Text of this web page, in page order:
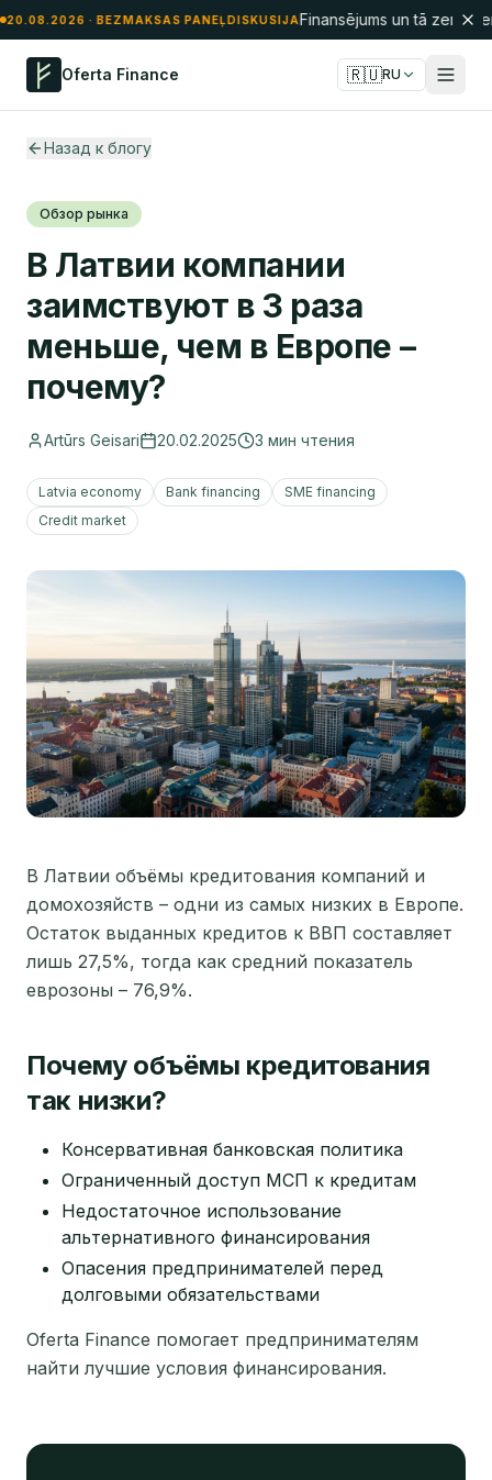
20.08.2026· BEZMAKSAS PANEĻDISKUSIJAFinansējums un tā
Oferta Finance 🇷🇺RU
Назад к блогу
Обзор рынка
В Латвии компании
заимствуют в 3 раза
меньше, чем в Европе –
почему?
Artūrs Geisari 20.02.2025 3 мин чтения
Latvia economy Bank financing
SME financing
Credit market
В Латвии объёмы кредитования компаний и
домохозяйств – одни из самых низких в Европе.
Остаток выданных кредитов к ВВП составляет
лишь 27,5%, тогда как средний показатель
еврозоны – 76,9%.
Почему объёмы кредитования
так низки?
Консервативная банковская политика
Ограниченный доступ МСП к кредитам
Недостаточное использование
альтернативного финансирования
Опасения предпринимателей перед
долговыми обязательствами
Oferta Finance помогает предпринимателям
найти лучшие условия финансирования.